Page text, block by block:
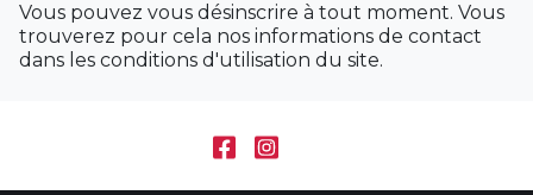
Vous pouvez vous désinscrire à tout moment. Vous
trouverez pour cela nos informations de contact
dans les conditions d'utilisation du site.